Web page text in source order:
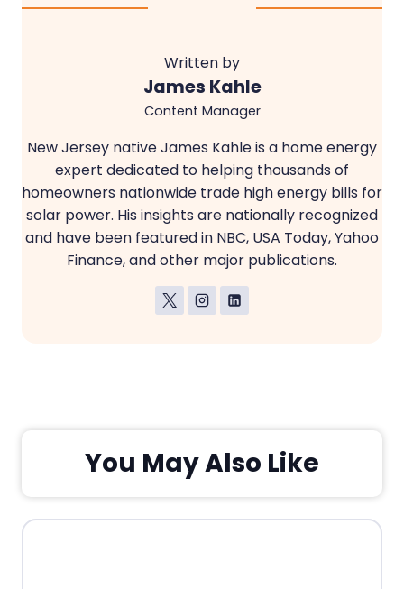
Written by
James Kahle
Content Manager
New Jersey native James Kahle is a home energy
expert dedicated to helping thousands of
homeowners nationwide trade high energy bills for
solar power. His insights are nationally recognized
and have been featured in NBC, USA Today, Yahoo
Finance, and other major publications.
You May Also Like